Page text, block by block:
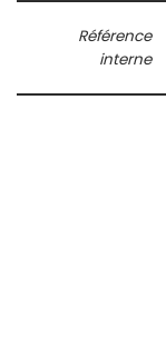
Référence
interne